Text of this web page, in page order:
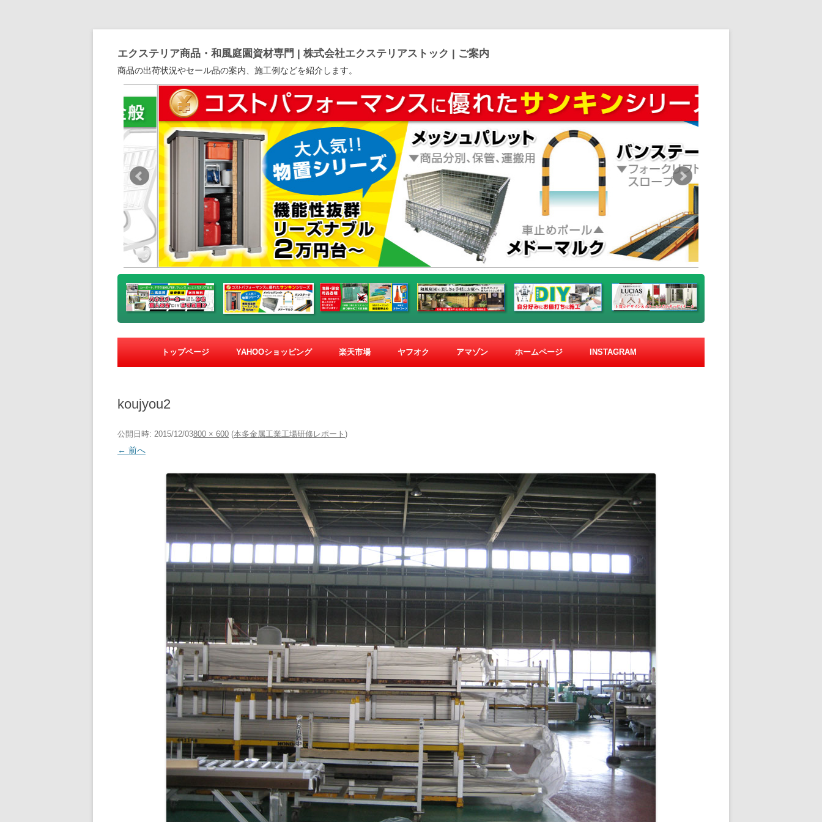
エクステリア商品・和風庭園資材専門 | 株式会社エクステリアストック | ご案内
商品の出荷状況やセール品の案内、施工例などを紹介します。
ン
テ
ン
トップページ YAHOOショッピング 楽天市場 ヤフオク アマゾン ホームページ INSTAGRAM
koujyou2
公開日時: 2015/12/03800 × 600 (本多金属工業工場研修レポート )
← 前へ